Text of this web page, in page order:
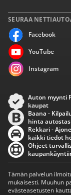
SEURAA
Facebook
YouTube
Instagram
Auton myynti
kaupat
Baana -
hinta
Rekkari -
kaikki tiedot
Ohjeet
Tämän palvelun
mukaisesti. Muuhun
evästeasetusten